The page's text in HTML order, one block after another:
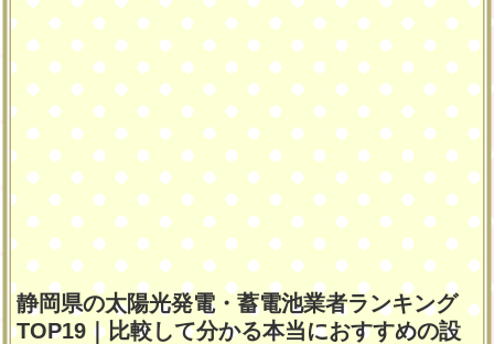
静岡県の太陽光発電・蓄電池業者ランキング
TOP19｜比較して分かる本当におすすめの設